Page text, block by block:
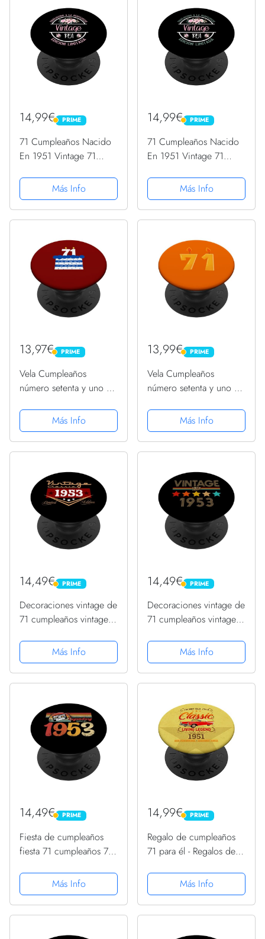
14,99€ PRIME
PRIME
71 Cumpleaños Nacido
En 1951 Vintage 71
PopGrip Intercambiable
Más Info
14,99€ PRIME
PRIME
71 Cumpleaños Nacido
En 1951 Vintage 71
PopGrip Intercambiable
Más Info
13,97€ PRIME
PRIME
Vela Cumpleaños
número setenta y uno de
PopGrip Intercambiable
Más Info
13,99€ PRIME
PRIME
Vela Cumpleaños
número setenta y uno de
PopGrip Intercambiable
Más Info
14,49€ PRIME
PRIME
Decoraciones vintage de
71 cumpleaños vintage
PopSockets PopGrip
Intercambiable
Más Info
14,49€ PRIME
PRIME
Decoraciones vintage de
71 cumpleaños vintage
PopSockets PopGrip
Intercambiable
Más Info
14,49€ PRIME
PRIME
Fiesta de cumpleaños
fiesta 71 cumpleaños 71
PopSockets PopGrip
Intercambiable
Más Info
14,99€ PRIME
PRIME
Regalo de cumpleaños
71 para él - Regalos de
1951 PopSockets
PopGrip Intercambiable
Más Info